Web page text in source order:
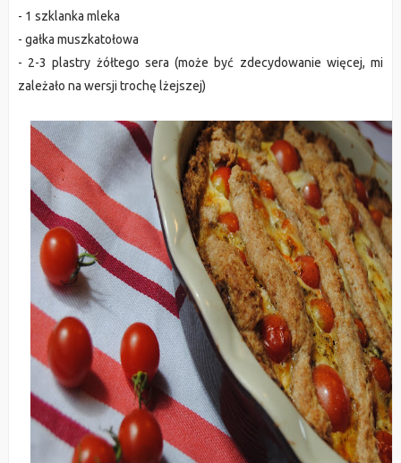
- 1 szklanka mleka
- gałka muszkatołowa
- 2-3 plastry żółtego sera (może być zdecydowanie więcej, mi
zależało na wersji trochę lżejszej)